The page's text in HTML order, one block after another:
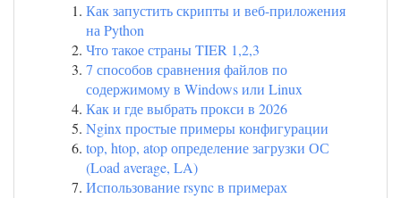
Как запустить скрипты и веб-приложения
на Python
Что такое страны TIER 1,2,3
7 способов сравнения файлов по
содержимому в Windows или Linux
Как и где выбрать прокси в 2026
Nginx простые примеры конфигурации
top, htop, atop определение загрузки ОС
(Load average, LA)
Использование rsync в примерах